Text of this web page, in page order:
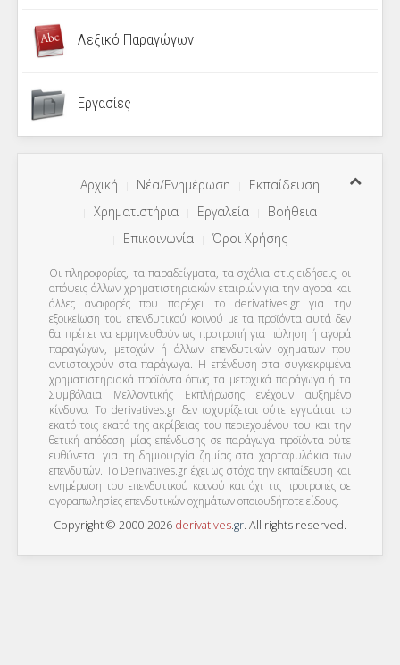
Λεξικό Παραγώγων
Εργασίες
Αρχική Νέα/Ενημέρωση
Εκπαίδευση
Χρηματιστήρια
Εργαλεία
Βοήθεια
Επικοινωνία
Όροι Χρήσης
Οι πληροφορίες, τα παραδείγματα, τα σχόλια στις ειδήσεις, οι
απόψεις άλλων χρηματιστηριακών εταιριών για την αγορά και
άλλες αναφορές που παρέχει το derivatives.gr για την
εξοικείωση του επενδυτικού κοινού με τα προϊόντα αυτά δεν
θα πρέπει να ερμηνευθούν ως προτροπή για πώληση ή αγορά
παραγώγων, μετοχών ή άλλων επενδυτικών οχημάτων που
αντιστοιχούν στα παράγωγα. Η επένδυση στα συγκεκριμένα
χρηματιστηριακά προϊόντα όπως τα μετοχικά παράγωγα ή τα
Συμβόλαια Μελλοντικής Εκπλήρωσης ενέχουν αυξημένο
κίνδυνο. Το derivatives.gr δεν ισχυρίζεται ούτε εγγυάται το
εκατό τοις εκατό της ακρίβειας του περιεχομένου του και την
θετική απόδοση μίας επένδυσης σε παράγωγα προϊόντα ούτε
ευθύνεται για τη δημιουργία ζημίας στα χαρτοφυλάκια των
επενδυτών. To Derivatives.gr έχει ως στόχο την εκπαίδευση και
ενημέρωση του επενδυτικού κοινού και όχι τις προτροπές σε
αγοραπωλησίες επενδυτικών οχημάτων οποιουδήποτε είδους.
Copyright © 2000-2026 derivatives.gr. All rights reserved.